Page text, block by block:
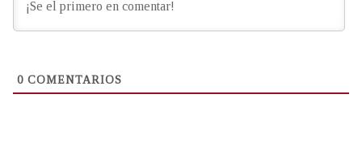
0 COMENTARIOS